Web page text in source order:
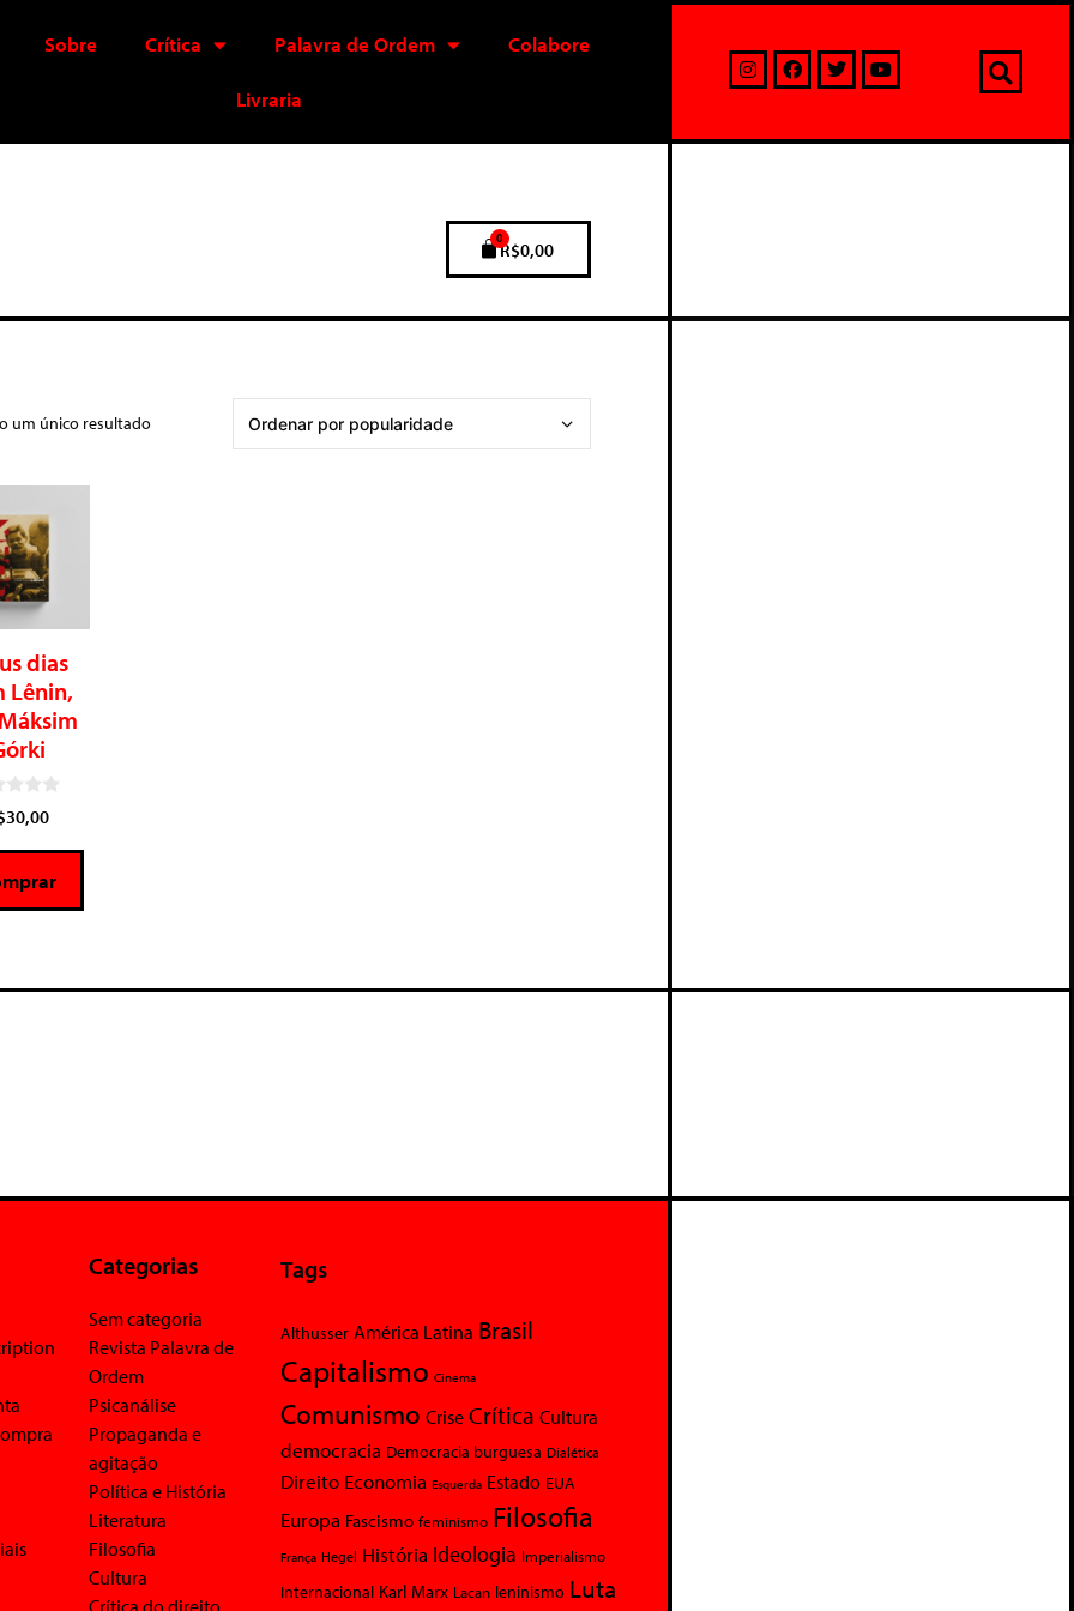
Sobre Crítica Palavra de Ordem Colabore
Livraria
R$0,00
0
um único resultado
dias
Lênin,
30,00
Categorias
Sem categoria
Revista Palavra de
Ordem
Psicanálise
Propaganda e
agitação
Política e História
Literatura
Filosofia
Cultura
Tags
Althusser América Latina Brasil
Capitalismo Cinema
Comunismo Crise Crítica Cultura
democracia Democracia burguesa Dialética
Direito Economia Esquerda Estado EUA
Europa Fascismo feminismo Filosofia
França Hegel História Ideologia Imperialismo
Internacional Karl Marx Lacan leninismo Luta